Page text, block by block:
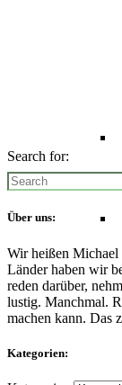
Search for:
Über uns:
Wir heißen Michael
Länder haben wir
reden darüber,
lustig. Manchmal.
machen kann. Das
Kategorien: